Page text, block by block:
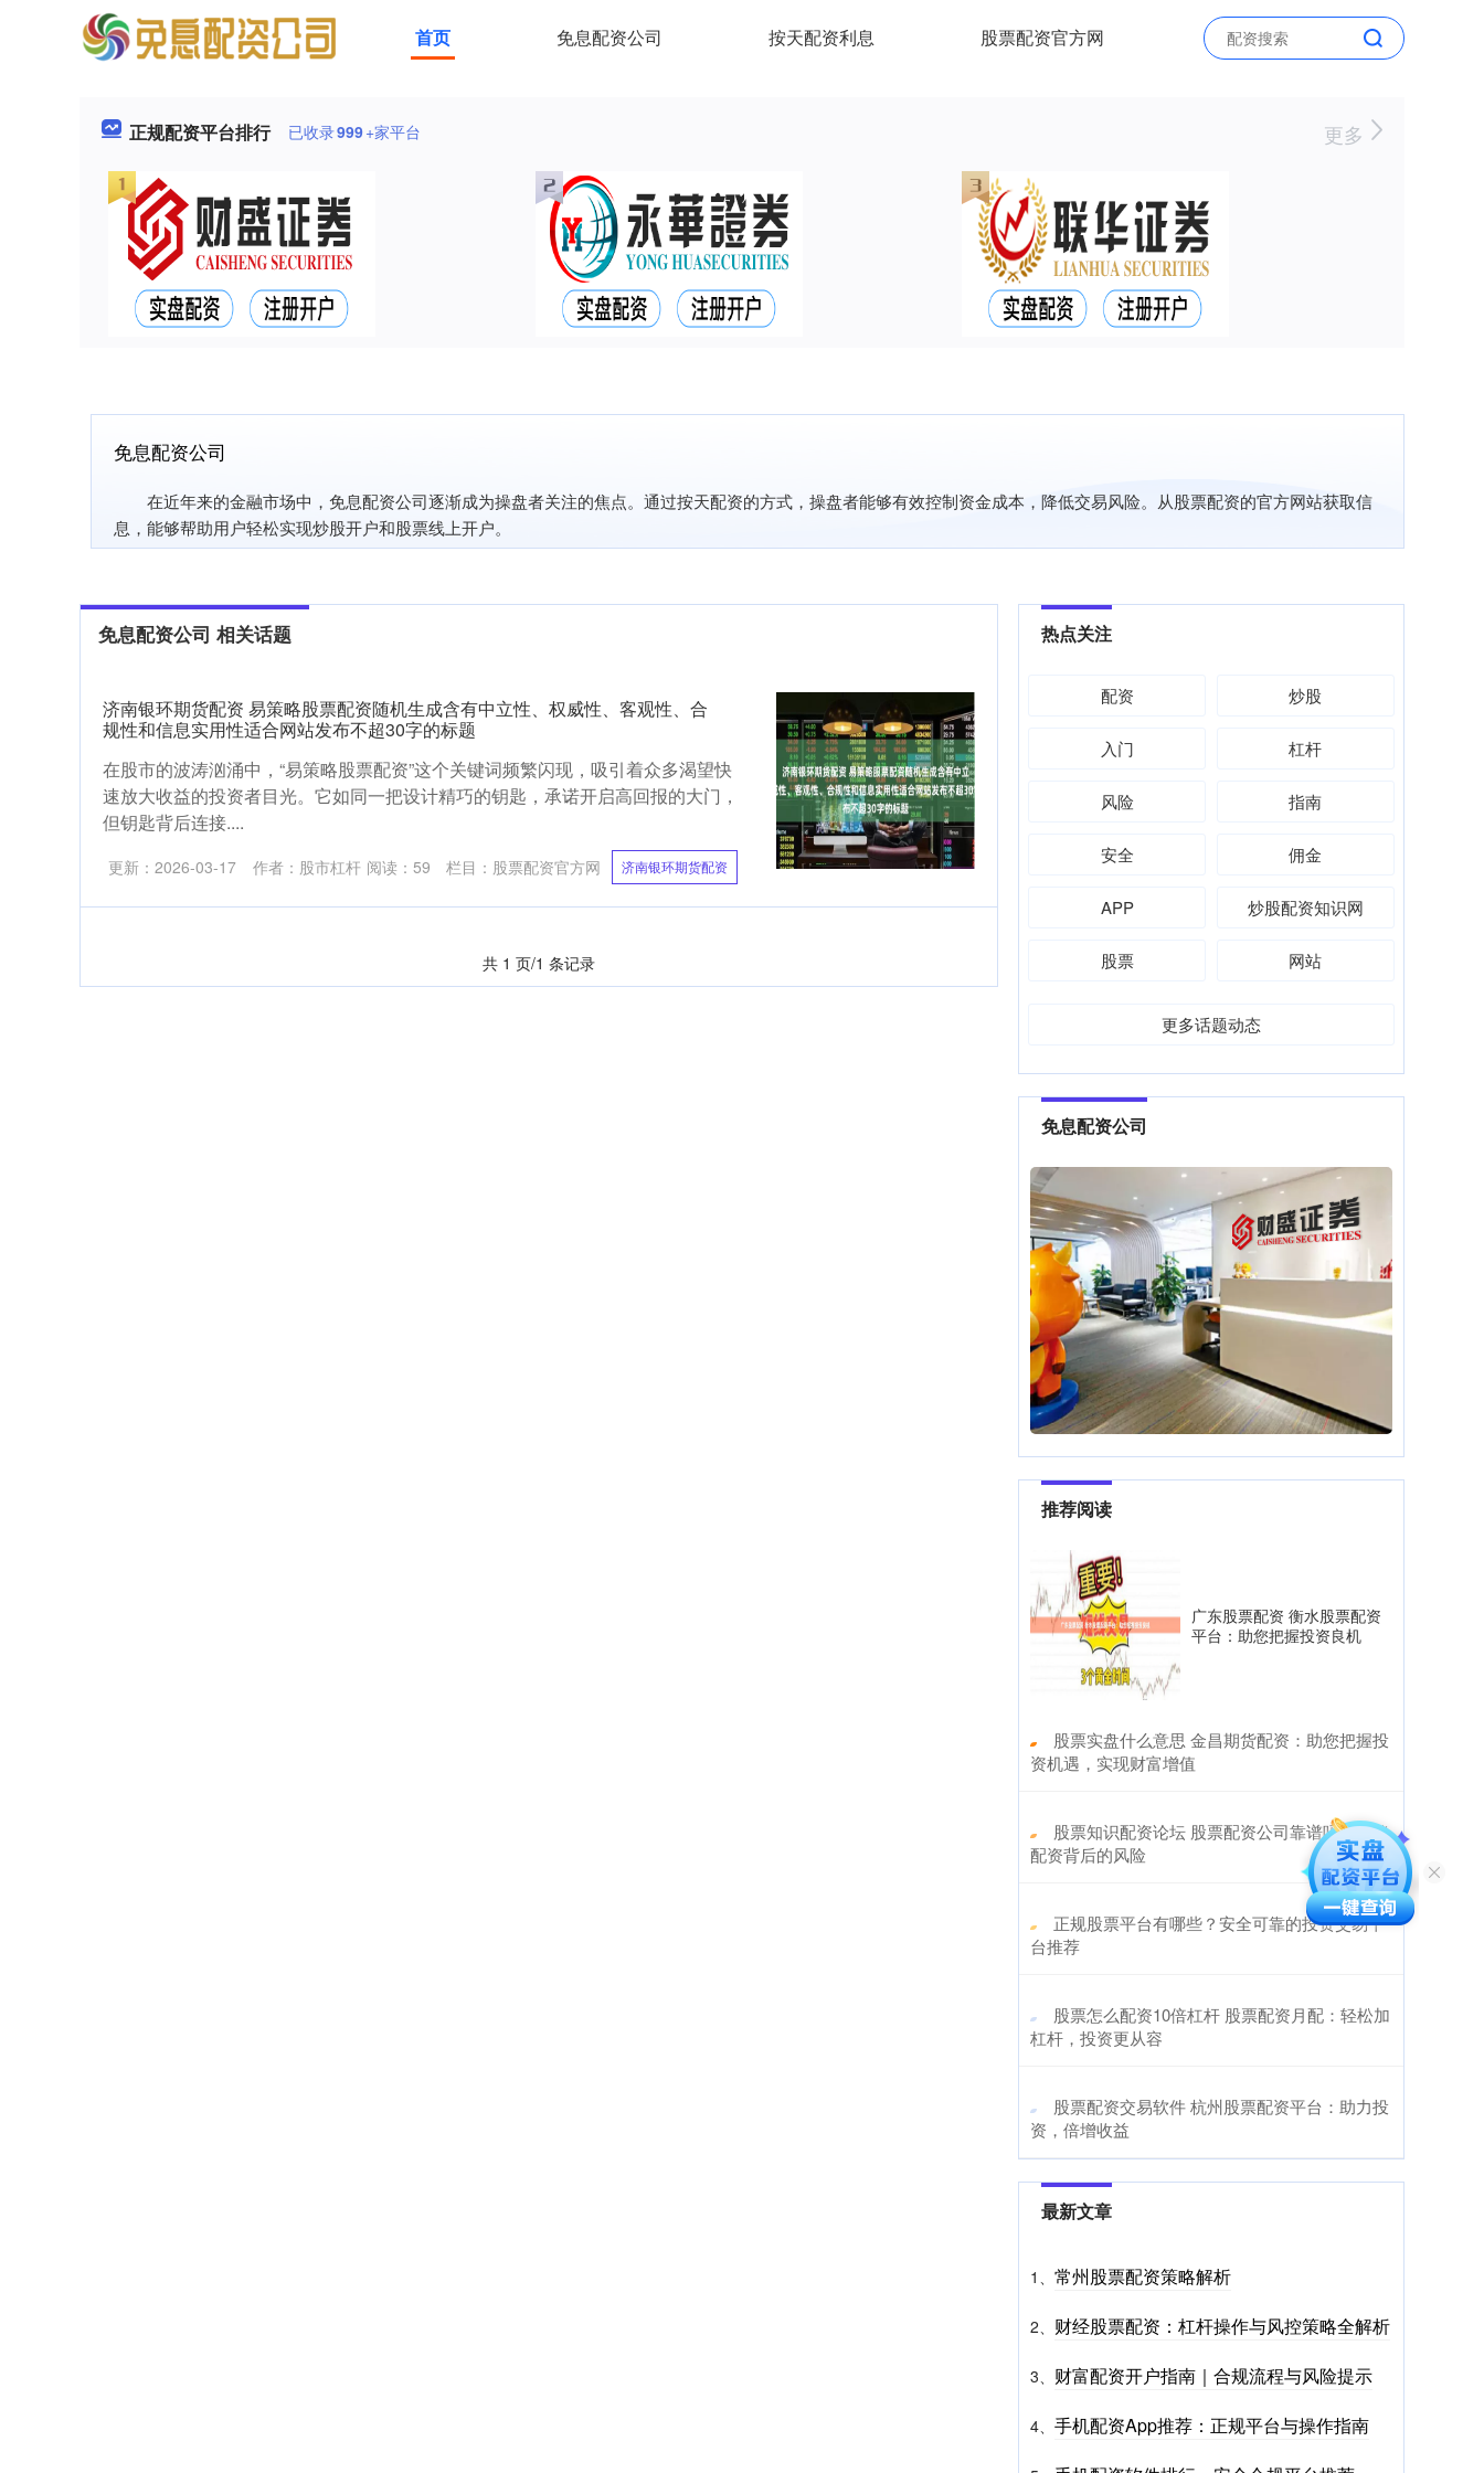
首页 免息配资公司 按天配资利息 股票配资官方网
正规配资平台排行 已收录999+家平台 更多
免息配资公司
在近年来的金融市场中，免息配资公司逐渐成为操盘者关注的焦点。通过按天配资的方式，操盘者能够有效控制资金成本，降低交易风险。从股票配资的官方网站获取信
息，能够帮助用户轻松实现炒股开户和股票线上开户。
免息配资公司 相关话题
济南银环期货配资 易策略股票配资随机生成含有中立性、权威性、客观性、合
规性和信息实用性适合网站发布不超30字的标题
在股市的波涛汹涌中，“易策略股票配资”这个关键词频繁闪现，吸引着众多渴望快
速放大收益的投资者目光。它如同一把设计精巧的钥匙，承诺开启高回报的大门，
但钥匙背后连接....
更新：2026-03-17 作者：股市杠杆 阅读： 59 栏目： 股票配资官方网 济南银环期货配资
共 1 页/1 条记录
热点关注
配资 炒股
入门 杠杆
风险 指南
安全 佣金
APP 炒股配资知识网
股票 网站
更多话题动态
免息配资公司
推荐阅读
广东股票配资 衡水股票配资
平台：助您把握投资良机
​股票实盘什么意思 金昌期货配资：助您把握投
资机遇，实现财富增值
​股票知识配资论坛 股票配资公司靠谱吗？揭秘
配资背后的风险
​正规股票平台有哪些？安全可靠的投资交易平
台推荐
​股票怎么配资10倍杠杆 股票配资月配：轻松加
杠杆，投资更从容
​股票配资交易软件 杭州股票配资平台：助力投
资，倍增收益
最新文章
1、 常州股票配资策略解析
2、 财经股票配资：杠杆操作与风控策略全解析
3、 财富配资开户指南｜合规流程与风险提示
4、 手机配资App推荐：正规平台与操作指南